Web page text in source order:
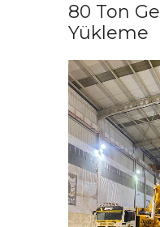
80 Ton
Yükleme